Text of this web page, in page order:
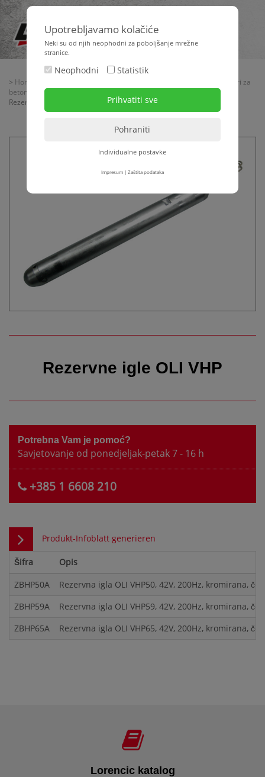
> Home
Unutarnji vibratori za
beton - pretvarači frekvencije
Unutarnji vibratori za beton + pribor
Rezervne igle OLI VHP
Rezervne igle OLI VHP
Potrebna Vam je pomoć?
Savjetovanje od ponedjeljak-petak 7 - 16 h
+385 1 6608 210
Produkt-Infoblatt generieren
Šifra
Opis
ZBHP50A
Rezervna igla OLI VHP50, 42V, 200Hz, kromirana,
ZBHP59A
Rezervna igla OLI VHP59, 42V, 200Hz, kromirana,
ZBHP65A
Rezervna igla OLI VHP65, 42V, 200Hz, kromirana,
Lorencic katalog
Upotrebljavamo kolačiće
Neki su od njih neophodni za poboljšanje mrežne
stranice.
Neophodni Statistik
Individualne postavke
Impresum| Zaštita podataka